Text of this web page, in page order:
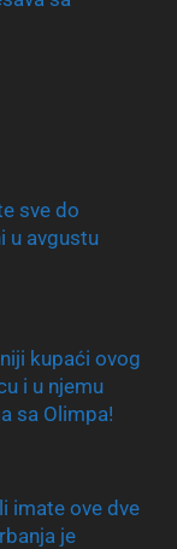
sve do
u avgustu
kupaći ovog
i u njemu
sa Olimpa!
imate ove dve
je